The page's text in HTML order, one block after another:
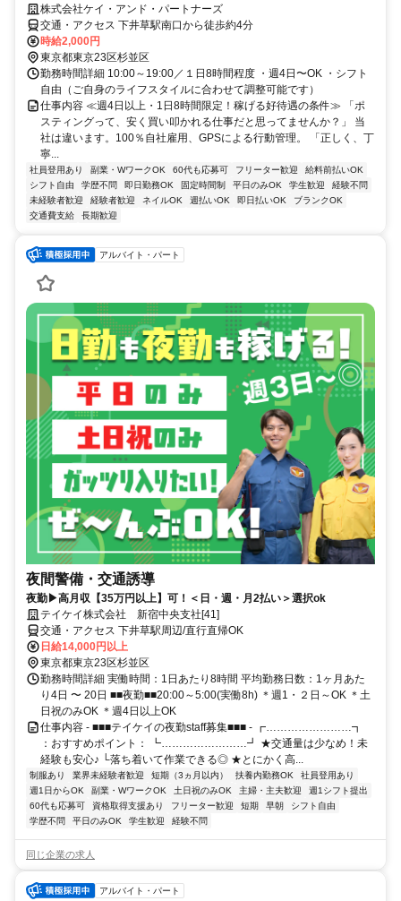
株式会社ケイ・アンド・パートナーズ
交通・アクセス 下井草駅南口から徒歩約4分
時給2,000円
東京都東京23区杉並区
勤務時間詳細 10:00～19:00／１日8時間程度 ・週4日〜OK ・シフト
自由（ご自身のライフスタイルに合わせて調整可能です）
仕事内容 ≪週4日以上・1日8時間限定！稼げる好待遇の条件≫ 「ポ
スティングって、安く買い叩かれる仕事だと思ってませんか？」 当
社は違います。100％自社雇用、GPSによる行動管理。 「正しく、丁
寧...
社員登用あり 副業・WワークOK 60代も応募可 フリーター歓迎
給料前払いOK
シフト自由
学歴不問 即日勤務OK 固定時間制 平日のみOK 学生歓迎
経験不問
未経験者歓迎
経験者歓迎 ネイルOK 週払いOK 即日払いOK
ブランクOK
交通費支給
長期歓迎
アルバイト・パート
夜間警備・交通誘導
夜勤▶高月収【35万円以上】可！＜日・週・月2払い＞選択ok
テイケイ株式会社 新宿中央支社[41]
交通・アクセス 下井草駅周辺/直行直帰OK
日給14,000円以上
東京都東京23区杉並区
勤務時間詳細 実働時間：1日あたり8時間 平均勤務日数：1ヶ月あた
り4日 〜 20日 ■■夜勤■■20:00～5:00(実働8h) ＊週1・２日～OK ＊土
日祝のみOK ＊週4日以上OK
仕事内容 - ■■■テイケイの夜勤staff募集■■■ - ┏……………………┓
：おすすめポイント： ┗……………………┛ ★交通量は少なめ！未
経験も安心♪ └落ち着いて作業できる◎ ★とにかく高...
制服あり 業界未経験者歓迎 短期（3ヵ月以内） 扶養内勤務OK
社員登用あり
週1日からOK
副業・WワークOK 土日祝のみOK 主婦・主夫歓迎
週1シフト提出
60代も応募可
資格取得支援あり フリーター歓迎 短期 早朝
シフト自由
学歴不問
平日のみOK 学生歓迎 経験不問
同じ企業の求人
アルバイト・パート